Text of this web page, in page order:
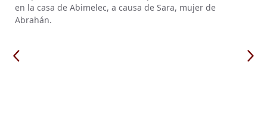
en la casa de Abimelec, a causa de Sara, mujer de
Abrahán.